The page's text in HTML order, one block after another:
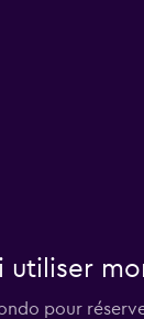
utiliser
pour